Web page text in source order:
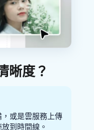
晰度？
或是雲服務上傳
到時間線。